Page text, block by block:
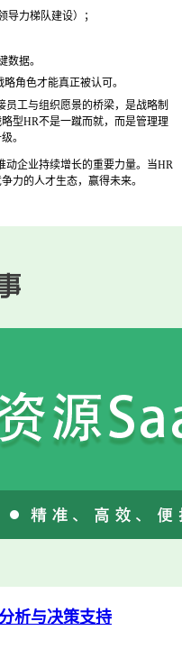
导力梯队建设）；
数据。
角色才能真正被认可。
工与组织愿景的桥梁，是战略制
型HR不是一蹴而就，而是管理理
。
动企业持续增长的重要力量。当HR
力的人才生态，赢得未来。
析与决策支持